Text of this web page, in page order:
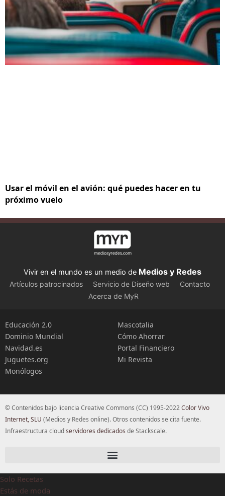
Usar el móvil en el avión: qué puedes hacer en tu
próximo vuelo
Vivir en el mundo es un medio de Medios y Redes
Artículos patrocinados Servicio de Diseño web
Contacto
Acerca de MyR
Educación 2.0
Dominio Mundial
Navidad.es
Juguetes.org
Monólogos
Mascotalia
Cómo Ahorrar
Portal Financiero
Mi Revista
© Contenidos bajo licencia Creative Commons (CC) 1995-2022Color Vivo
Internet, SLU (Medios y Redes online). Otros contenidos se cita fuente.
Infraestructura cloudservidores dedicados de Stackscale.
Solo Recetas
Estás de moda